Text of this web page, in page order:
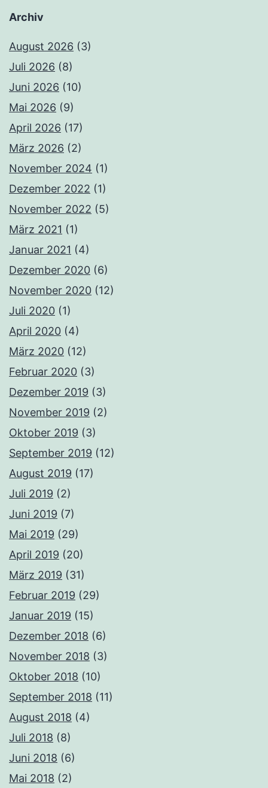
Archiv
August 2026 (3)
Juli 2026 (8)
Juni 2026 (10)
Mai 2026 (9)
April 2026 (17)
März 2026 (2)
November 2024 (1)
Dezember 2022 (1)
November 2022 (5)
März 2021 (1)
Januar 2021 (4)
Dezember 2020 (6)
November 2020 (12)
Juli 2020 (1)
April 2020 (4)
März 2020 (12)
Februar 2020 (3)
Dezember 2019 (3)
November 2019 (2)
Oktober 2019 (3)
September 2019 (12)
August 2019 (17)
Juli 2019 (2)
Juni 2019 (7)
Mai 2019 (29)
April 2019 (20)
März 2019 (31)
Februar 2019 (29)
Januar 2019 (15)
Dezember 2018 (6)
November 2018 (3)
Oktober 2018 (10)
September 2018 (11)
August 2018 (4)
Juli 2018 (8)
Juni 2018 (6)
Mai 2018 (2)